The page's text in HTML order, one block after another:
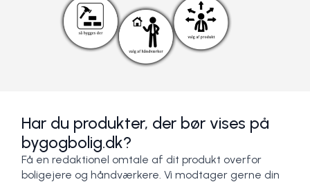
Har du produkter, der bør vises på
bygogbolig.dk?
Få en redaktionel omtale af dit produkt overfor
boligejere og håndværkere. Vi modtager gerne din